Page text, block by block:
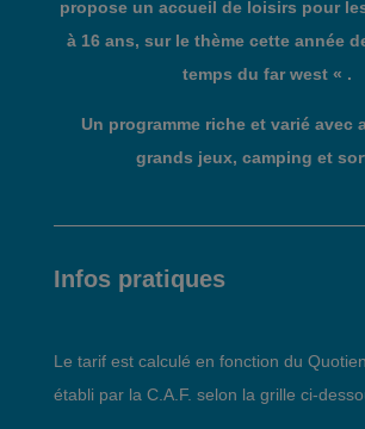
propose un accueil de loisirs pour
à 16 ans, sur le thème cette année
temps du far west « .
Un programme riche et varié avec
grands jeux, camping et
Infos pratiques
Le tarif est calculé en fonction du
établi par la C.A.F. selon la grille ci-